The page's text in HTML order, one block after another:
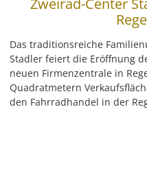
Zweirad-Center
Das traditionsreiche
Stadler feiert die Eröffnung
neuen Firmenzentrale in
Quadratmetern
den Fahrradhandel in der